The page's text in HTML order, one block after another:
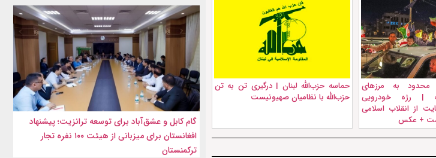
محدود به مرزهای
| رژه خودرویی
از انقلاب اسلامی
+ عکس
حماسه حزب‌الله لبنان | درگیری تن به تن
حزب‌الله با نظامیان صهیونیست
گام کابل و عشق‌آباد برای توسعه ترانزیت؛ پیشنهاد
افغانستان برای میزبانی از هیئت ۱۰۰ نفره تجار
ترکمنستان